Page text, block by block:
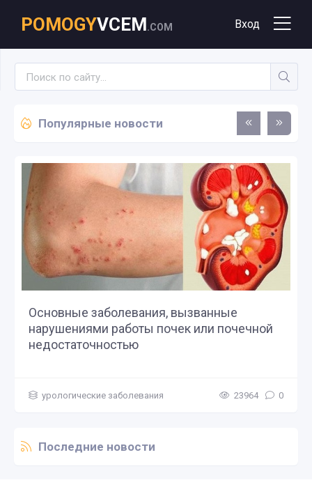
POMOGYVCEM.COM Вход
Популярные новости
Основные заболевания, вызванные
нарушениями работы почек или почечной
недостаточностью
урологические заболевания 23964 0
Последние новости